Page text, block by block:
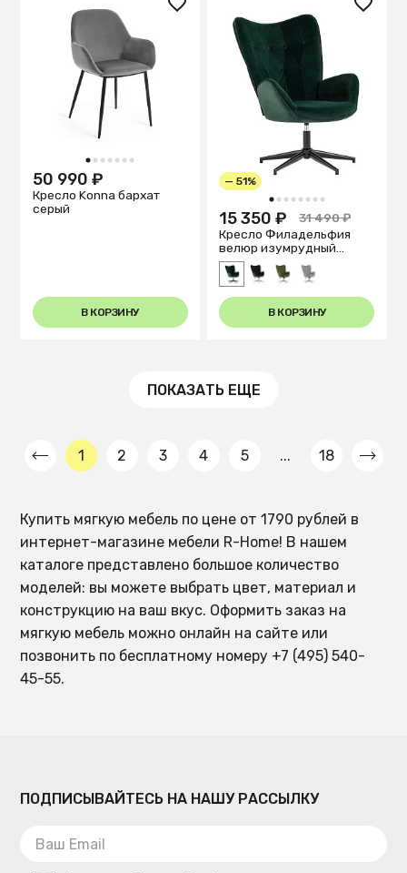
1 2 3 4 5 6 7
50 990 ₽
Кресло Konna бархат
серый
В КОРЗИНУ
1 2 3 4 5 6 7 8
— 51%
15 350 ₽
31 490 ₽
Кресло Филадельфия
велюр изумрудный
ножка черная
В КОРЗИНУ
ПОКАЗАТЬ ЕЩЕ
1 2 3 4 5 ... 18
Купить мягкую мебель по цене от 1790 рублей в
интернет-магазине мебели R-Home! В нашем
каталоге представлено большое количество
моделей: вы можете выбрать цвет, материал и
конструкцию на ваш вкус. Оформить заказ на
мягкую мебель можно онлайн на сайте или
позвонить по бесплатному номеру +7 (495) 540-
45-55.
ПОДПИСЫВАЙТЕСЬ НА НАШУ РАССЫЛКУ